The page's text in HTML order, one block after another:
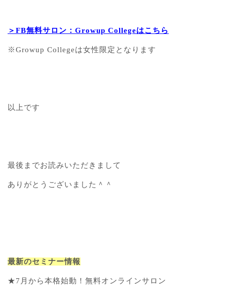
＞FB無料サロン：Growup Collegeはこちら
※Growup Collegeは女性限定となります
以上です
最後までお読みいただきまして
ありがとうございました＾＾
最新のセミナー情報
★7月から本格始動！無料オンラインサロン